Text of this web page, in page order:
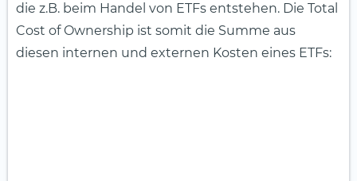
die z.B. beim Handel von ETFs entstehen. Die Total
Cost of Ownership ist somit die Summe aus
diesen internen und externen Kosten eines ETFs: